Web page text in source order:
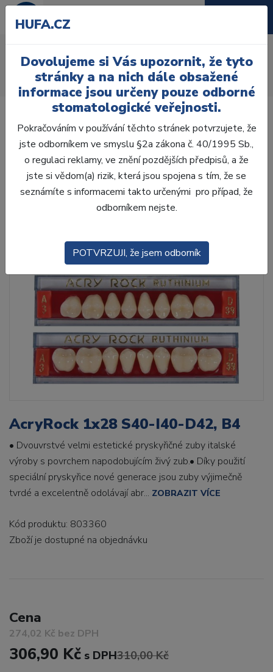
Úvod Zuby
AcryRock
AcryRock 1x28 S40-I40-D42, B4
AcryRock 1x28 S40-I40-D42, B4
• Dvouvrstvé velmi estetické pryskyřičné zuby italské
výroby s povrchem napodobujícím živý zub.• Díky použití
speciální pryskyřice nové generace jsou zuby výjimečně
tvrdé a excelentně odolávají abr... ZOBRAZIT VÍCE
Kód produktu: 803360
Zboží je dostupné na objednávku
Cena
274,02 Kč bez DPH
306,90 Kč s DPH310,00 Kč
HUFA.CZ
Dovolujeme si Vás upozornit, že tyto
stránky a na nich dále obsažené
informace jsou určeny pouze odborné
stomatologické veřejnosti.
Pokračováním v používání těchto stránek potvrzujete, že
jste odborníkem ve smyslu §2a zákona č. 40/1995 Sb.,
o regulaci reklamy, ve znění pozdějších předpisů, a že
jste si vědom(a) rizik, která jsou spojena s tím, že se
seznámíte s informacemi takto určenými pro případ, že
odborníkem nejste.
POTVRZUJI, že jsem odborník